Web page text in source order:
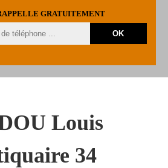
GRATUITEMENT
Louis
34